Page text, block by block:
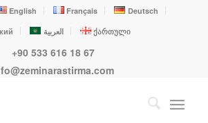
English Français
Deutsch
العربية ქართული
+90 533 616 18 67